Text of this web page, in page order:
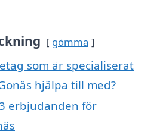
gömma
som är specialiserat
hjälpa till med?
erbjudanden för